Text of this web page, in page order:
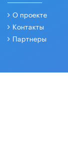
О проекте
Контакты
Партнеры